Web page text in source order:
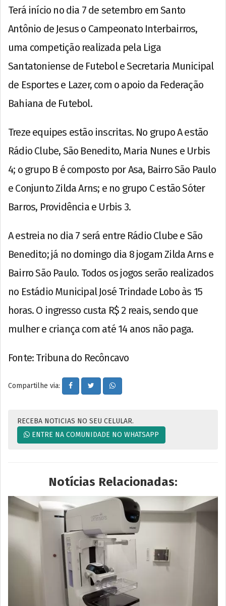
Terá início no dia 7 de setembro em Santo
Antônio de Jesus o Campeonato Interbairros,
uma competição realizada pela Liga
Santatoniense de Futebol e Secretaria Municipal
de Esportes e Lazer, com o apoio da Federação
Bahiana de Futebol.
Treze equipes estão inscritas. No grupo A estão
Rádio Clube, São Benedito, Maria Nunes e Urbis
4; o grupo B é composto por Asa, Bairro São Paulo
e Conjunto Zilda Arns; e no grupo C estão Sóter
Barros, Providência e Urbis 3.
A estreia no dia 7 será entre Rádio Clube e São
Benedito; já no domingo dia 8 jogam Zilda Arns e
Bairro São Paulo. Todos os jogos serão realizados
no Estádio Municipal José Trindade Lobo às 15
horas. O ingresso custa R$ 2 reais, sendo que
mulher e criança com até 14 anos não paga.
Fonte: Tribuna do Recôncavo
Compartilhe via:
RECEBA NOTICIAS NO SEU CELULAR.
ENTRE NA COMUNIDADE NO WHATSAPP
Notícias Relacionadas: